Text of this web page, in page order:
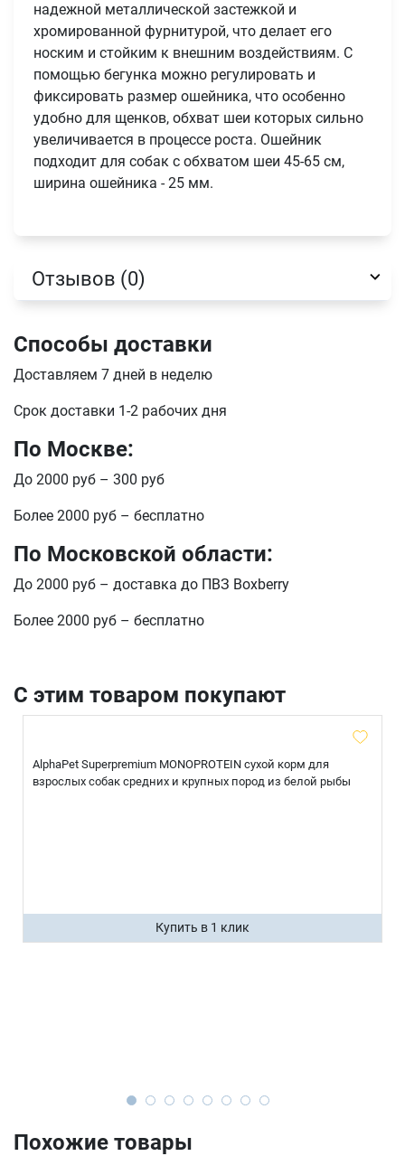
надежной металлической застежкой и
хромированной фурнитурой, что делает его
носким и стойким к внешним воздействиям. С
помощью бегунка можно регулировать и
фиксировать размер ошейника, что особенно
удобно для щенков, обхват шеи которых сильно
увеличивается в процессе роста. Ошейник
подходит для собак с обхватом шеи 45-65 см,
ширина ошейника - 25 мм.
Отзывов (0)
Способы доставки
Доставляем 7 дней в неделю
Срок доставки 1-2 рабочих дня
По Москве:
До 2000 руб – 300 руб
Более 2000 руб – бесплатно
По Московской области:
До 2000 руб – доставка до ПВЗ Boxberry
Более 2000 руб – бесплатно
С этим товаром покупают
AlphaPet Superpremium MONOPROTEIN сухой корм для
взрослых собак средних и крупных пород из белой рыбы
Купить в 1 клик
Похожие товары
Имя
Телефон
E-mail
отправить